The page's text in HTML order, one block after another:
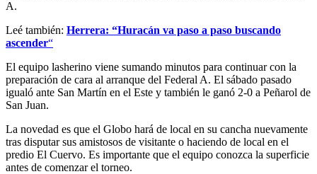
A.
Leé también: Herrera: “Huracán va paso a paso buscando
ascender“
El equipo lasherino viene sumando minutos para continuar con la
preparación de cara al arranque del Federal A. El sábado pasado
igualó ante San Martín en el Este y también le ganó 2-0 a Peñarol de
San Juan.
La novedad es que el Globo hará de local en su cancha nuevamente
tras disputar sus amistosos de visitante o haciendo de local en el
predio El Cuervo. Es importante que el equipo conozca la superficie
antes de comenzar el torneo.